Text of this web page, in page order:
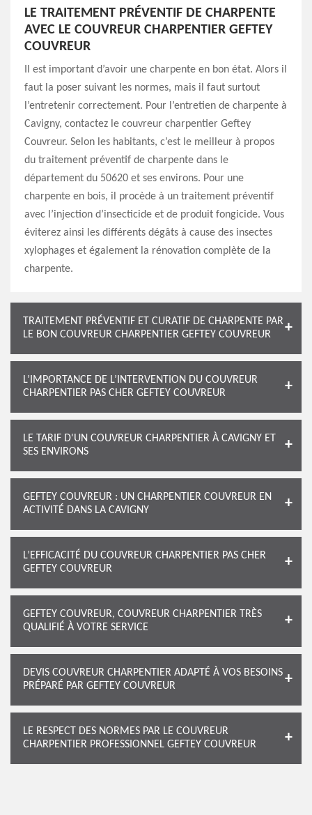
LE TRAITEMENT PRÉVENTIF DE CHARPENTE
AVEC LE COUVREUR CHARPENTIER GEFTEY
COUVREUR
Il est important d’avoir une charpente en bon état. Alors il
faut la poser suivant les normes, mais il faut surtout
l’entretenir correctement. Pour l’entretien de charpente à
Cavigny, contactez le couvreur charpentier Geftey
Couvreur. Selon les habitants, c’est le meilleur à propos
du traitement préventif de charpente dans le
département du 50620 et ses environs. Pour une
charpente en bois, il procède à un traitement préventif
avec l’injection d’insecticide et de produit fongicide. Vous
éviterez ainsi les différents dégâts à cause des insectes
xylophages et également la rénovation complète de la
charpente.
TRAITEMENT PRÉVENTIF ET CURATIF DE CHARPENTE PAR
LE BON COUVREUR CHARPENTIER GEFTEY COUVREUR
L’IMPORTANCE DE L’INTERVENTION DU COUVREUR
CHARPENTIER PAS CHER GEFTEY COUVREUR
LE TARIF D'UN COUVREUR CHARPENTIER À CAVIGNY ET
SES ENVIRONS
GEFTEY COUVREUR : UN CHARPENTIER COUVREUR EN
ACTIVITÉ DANS LA CAVIGNY
L’EFFICACITÉ DU COUVREUR CHARPENTIER PAS CHER
GEFTEY COUVREUR
GEFTEY COUVREUR, COUVREUR CHARPENTIER TRÈS
QUALIFIÉ À VOTRE SERVICE
DEVIS COUVREUR CHARPENTIER ADAPTÉ À VOS BESOINS
PRÉPARÉ PAR GEFTEY COUVREUR
LE RESPECT DES NORMES PAR LE COUVREUR
CHARPENTIER PROFESSIONNEL GEFTEY COUVREUR